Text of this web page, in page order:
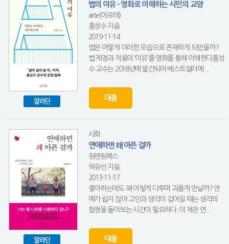
알라딘
법의 이유 - 영화로 이해하는 시민의 교양
arte(아르테)
홍성수 지음
2019-11-14
법은 어떻게 이러한 모습으로 존재하게 되었을까?
법 제정과 적용의 ‘이유’를 영화를 통해 이해한다홍성
수 교수는 2018년에 발간되어 베스트셀러에 ...
대출
알라딘
사회
연애하면 왜 아픈 걸까
원앤원북스
허유선 지음
2013-11-17
좋아하는데도 왜 이렇게 다투며 괴롭게 만날까? 연
애가 쉽지 않아 고민과 생각이 깊어질 때는 생각의
함정을 돌아보는 시간이 필요하다. 이 책은 연...
대출